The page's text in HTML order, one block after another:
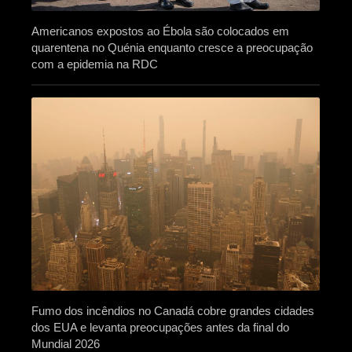
Americanos expostos ao Ébola são colocados em
quarentena no Quénia enquanto cresce a preocupação
com a epidemia na RDC
Fumo dos incêndios no Canadá cobre grandes cidades
dos EUA e levanta preocupações antes da final do
Mundial 2026